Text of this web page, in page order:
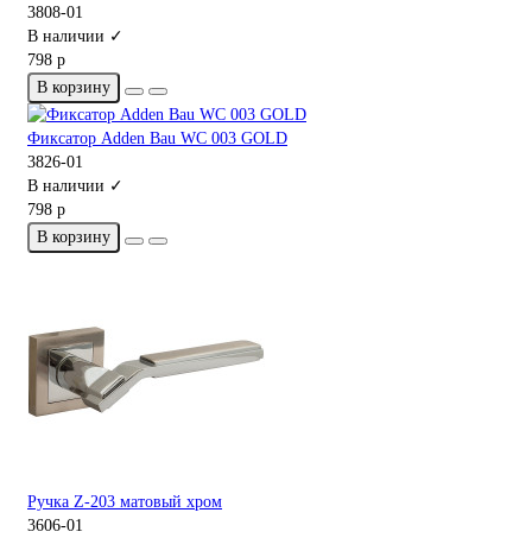
3808-01
В наличии ✓
798 р
В корзину
Фиксатор Adden Bau WC 003 GOLD
3826-01
В наличии ✓
798 р
В корзину
Ручка Z-203 матовый хром
3606-01